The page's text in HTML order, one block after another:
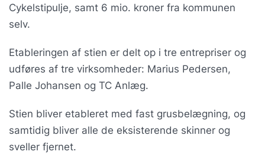
Cykelstipulje, samt 6 mio. kroner fra kommunen
selv.
Etableringen af stien er delt op i tre entrepriser og
udføres af tre virksomheder: Marius Pedersen,
Palle Johansen og TC Anlæg.
Stien bliver etableret med fast grusbelægning, og
samtidig bliver alle de eksisterende skinner og
sveller fjernet.